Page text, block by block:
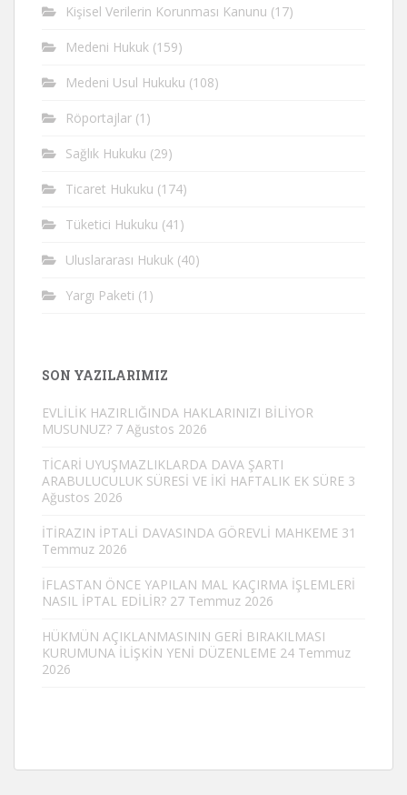
Kişisel Verilerin Korunması Kanunu (17)
Medeni Hukuk (159)
Medeni Usul Hukuku (108)
Röportajlar (1)
Sağlık Hukuku (29)
Ticaret Hukuku (174)
Tüketici Hukuku (41)
Uluslararası Hukuk (40)
Yargı Paketi (1)
SON YAZILARIMIZ
EVLİLİK HAZIRLIĞINDA HAKLARINIZI BİLİYOR
MUSUNUZ? 7 Ağustos 2026
TİCARİ UYUŞMAZLIKLARDA DAVA ŞARTI
ARABULUCULUK SÜRESİ VE İKİ HAFTALIK EK SÜRE 3
Ağustos 2026
İTİRAZIN İPTALİ DAVASINDA GÖREVLİ MAHKEME 31
Temmuz 2026
İFLASTAN ÖNCE YAPILAN MAL KAÇIRMA İŞLEMLERİ
NASIL İPTAL EDİLİR? 27 Temmuz 2026
HÜKMÜN AÇIKLANMASININ GERİ BIRAKILMASI
KURUMUNA İLİŞKİN YENİ DÜZENLEME 24 Temmuz
2026